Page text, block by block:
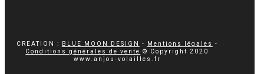
CREATION : BLUE MOON DESIGN - Mentions légales
-
Conditions générales de vente © Copyright 2020
www.anjou-volailles.fr